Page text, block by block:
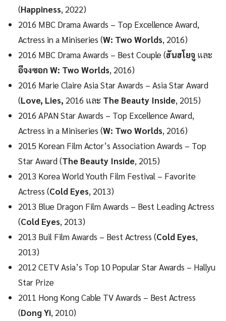
(Happiness, 2022)
2016 MBC Drama Awards – Top Excellence Award,
Actress in a Miniseries (W: Two Worlds, 2016)
2016 MBC Drama Awards – Best Couple (ฮันฮโยจู และ
อีจงซอก W: Two Worlds, 2016)
2016 Marie Claire Asia Star Awards – Asia Star Award
(Love, Lies, 2016 และ The Beauty Inside, 2015)
2016 APAN Star Awards – Top Excellence Award,
Actress in a Miniseries (W: Two Worlds, 2016)
2015 Korean Film Actor’s Association Awards – Top
Star Award (The Beauty Inside, 2015)
2013 Korea World Youth Film Festival – Favorite
Actress (Cold Eyes, 2013)
2013 Blue Dragon Film Awards – Best Leading Actress
(Cold Eyes, 2013)
2013 Buil Film Awards – Best Actress (Cold Eyes,
2013)
2012 CETV Asia’s Top 10 Popular Star Awards – Hallyu
Star Prize
2011 Hong Kong Cable TV Awards – Best Actress
(Dong Yi, 2010)